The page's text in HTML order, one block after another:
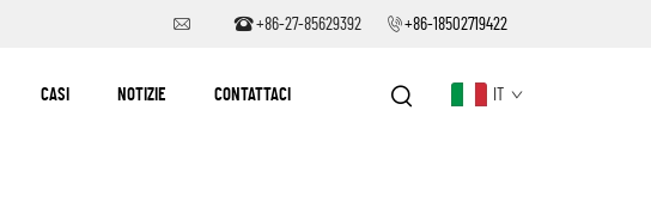
+86-27-85629392 +86-18502719422
CASI NOTIZIE CONTATTACI